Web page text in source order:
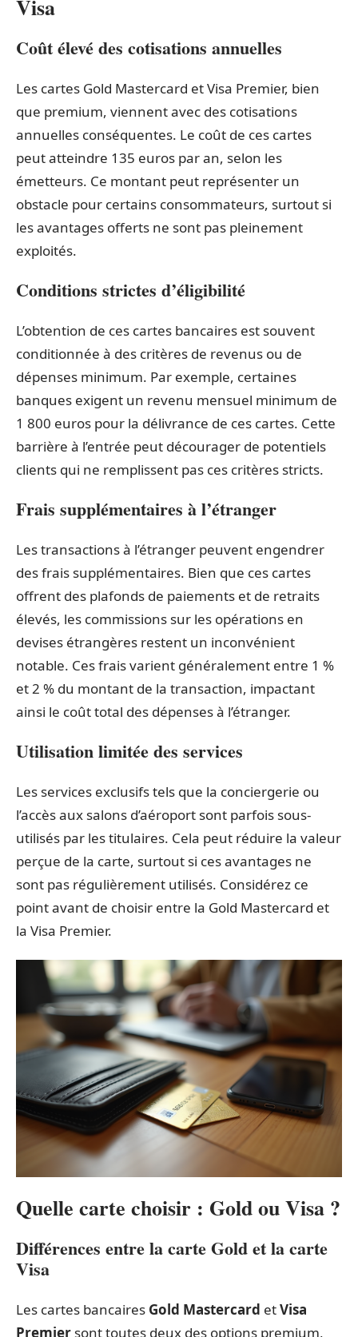
Visa
Coût élevé des cotisations annuelles
Les cartes Gold Mastercard et Visa Premier, bien
que premium, viennent avec des cotisations
annuelles conséquentes. Le coût de ces cartes
peut atteindre 135 euros par an, selon les
émetteurs. Ce montant peut représenter un
obstacle pour certains consommateurs, surtout si
les avantages offerts ne sont pas pleinement
exploités.
Conditions strictes d’éligibilité
L’obtention de ces cartes bancaires est souvent
conditionnée à des critères de revenus ou de
dépenses minimum. Par exemple, certaines
banques exigent un revenu mensuel minimum de
1 800 euros pour la délivrance de ces cartes. Cette
barrière à l’entrée peut décourager de potentiels
clients qui ne remplissent pas ces critères stricts.
Frais supplémentaires à l’étranger
Les transactions à l’étranger peuvent engendrer
des frais supplémentaires. Bien que ces cartes
offrent des plafonds de paiements et de retraits
élevés, les commissions sur les opérations en
devises étrangères restent un inconvénient
notable. Ces frais varient généralement entre 1 %
et 2 % du montant de la transaction, impactant
ainsi le coût total des dépenses à l’étranger.
Utilisation limitée des services
Les services exclusifs tels que la conciergerie ou
l’accès aux salons d’aéroport sont parfois sous-
utilisés par les titulaires. Cela peut réduire la valeur
perçue de la carte, surtout si ces avantages ne
sont pas régulièrement utilisés. Considérez ce
point avant de choisir entre la Gold Mastercard et
la Visa Premier.
Quelle carte choisir : Gold ou Visa ?
Différences entre la carte Gold et la carte
Visa
Les cartes bancaires Gold Mastercard etVisa
Premier sont toutes deux des options premium,